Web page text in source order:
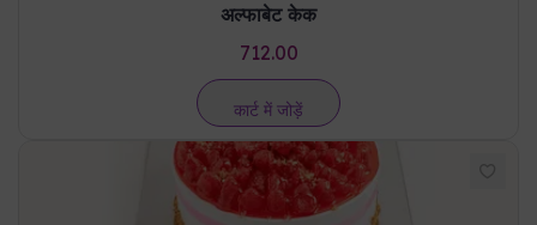
अल्फाबेट केक
712.00
कार्ट में जोड़ें